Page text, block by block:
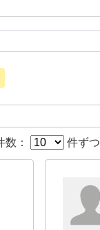
数： 件ずつ